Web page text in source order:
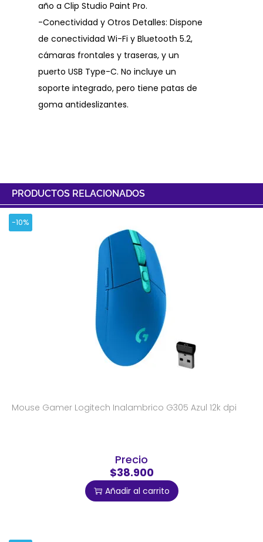
año a Clip Studio Paint Pro.
-Conectividad y Otros Detalles: Dispone
de conectividad Wi-Fi y Bluetooth 5.2,
cámaras frontales y traseras, y un
puerto USB Type-C. No incluye un
soporte integrado, pero tiene patas de
goma antideslizantes.
PRODUCTOS RELACIONADOS
-10%
Mouse Gamer Logitech Inalambrico G305 Azul 12k dpi
Precio
$38.900
Añadir al carrito